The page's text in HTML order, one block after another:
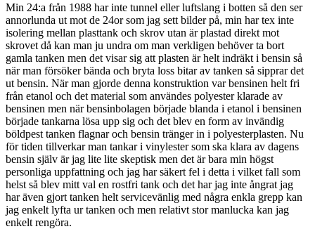
Min 24:a från 1988 har inte tunnel eller luftslang i botten så den ser
annorlunda ut mot de 24or som jag sett bilder på, min har tex inte
isolering mellan plasttank och skrov utan är plastad direkt mot
skrovet då kan man ju undra om man verkligen behöver ta bort
gamla tanken men det visar sig att plasten är helt indräkt i bensin så
när man försöker bända och bryta loss bitar av tanken så sipprar det
ut bensin. När man gjorde denna konstruktion var bensinen helt fri
från etanol och det material som användes polyester klarade av
bensinen men när bensinbolagen började blanda i etanol i bensinen
började tankarna lösa upp sig och det blev en form av invändig
böldpest tanken flagnar och bensin tränger in i polyesterplasten. Nu
för tiden tillverkar man tankar i vinylester som ska klara av dagens
bensin själv är jag lite lite skeptisk men det är bara min högst
personliga uppfattning och jag har säkert fel i detta i vilket fall som
helst så blev mitt val en rostfri tank och det har jag inte ångrat jag
har även gjort tanken helt servicevänlig med några enkla grepp kan
jag enkelt lyfta ur tanken och men relativt stor manlucka kan jag
enkelt rengöra.